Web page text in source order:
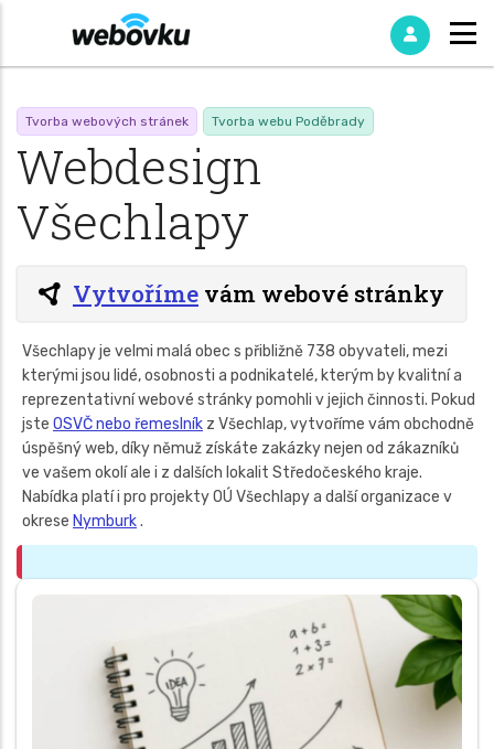
Tvorba webových stránek Tvorba webu Poděbrady
Webdesign
Všechlapy
Vytvoříme vám webové stránky
Všechlapy je velmi malá obec s přibližně 738 obyvateli, mezi
kterými jsou lidé, osobnosti a podnikatelé, kterým by kvalitní a
reprezentativní webové stránky pomohli v jejich činnosti. Pokud
jste OSVČ nebo řemeslník z Všechlap, vytvoříme vám obchodně
úspěšný web, díky němuž získáte zakázky nejen od zákazníků
ve vašem okolí ale i z dalších lokalit Středočeského kraje.
Nabídka platí i pro projekty OÚ Všechlapy a další organizace v
okrese Nymburk.